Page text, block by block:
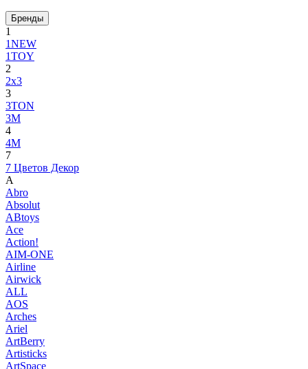
Бренды
1
1NEW
1TOY
2
2x3
3
3TON
3М
4
4M
7
7 Цветов Декор
A
Abro
Absolut
ABtoys
Ace
Action!
AIM-ONE
Airline
Airwick
ALL
AOS
Arches
Ariel
ArtBerry
Artisticks
ArtSpace